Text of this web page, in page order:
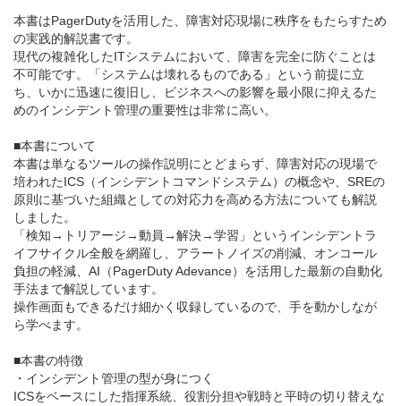
本書はPagerDutyを活用した、障害対応現場に秩序をもたらすため
の実践的解説書です。
現代の複雑化したITシステムにおいて、障害を完全に防ぐことは
不可能です。「システムは壊れるものである」という前提に立
ち、いかに迅速に復旧し、ビジネスへの影響を最小限に抑えるた
めのインシデント管理の重要性は非常に高い。
■本書について
本書は単なるツールの操作説明にとどまらず、障害対応の現場で
培われたICS（インシデントコマンドシステム）の概念や、SREの
原則に基づいた組織としての対応力を高める方法についても解説
しました。
「検知→トリアージ→動員→解決→学習」というインシデントラ
イフサイクル全般を網羅し、アラートノイズの削減、オンコール
負担の軽減、AI（PagerDuty Adevance）を活用した最新の自動化
手法まで解説しています。
操作画面もできるだけ細かく収録しているので、手を動かしなが
ら学べます。
■本書の特徴
・インシデント管理の型が身につく
ICSをベースにした指揮系統、役割分担や戦時と平時の切り替えな